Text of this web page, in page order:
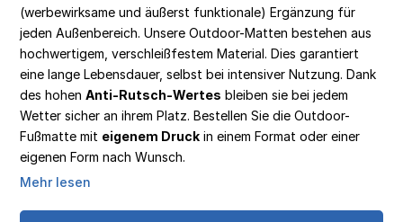
(werbewirksame und äußerst funktionale) Ergänzung für
jeden Außenbereich. Unsere Outdoor-Matten bestehen aus
hochwertigem, verschleißfestem Material. Dies garantiert
eine lange Lebensdauer, selbst bei intensiver Nutzung. Dank
des hohenAnti-Rutsch-Wertes bleiben sie bei jedem
Wetter sicher an ihrem Platz. Bestellen Sie die Outdoor-
Fußmatte mit eigenem Druck in einem Format oder einer
eigenen Form nach Wunsch.
Mehr lesen